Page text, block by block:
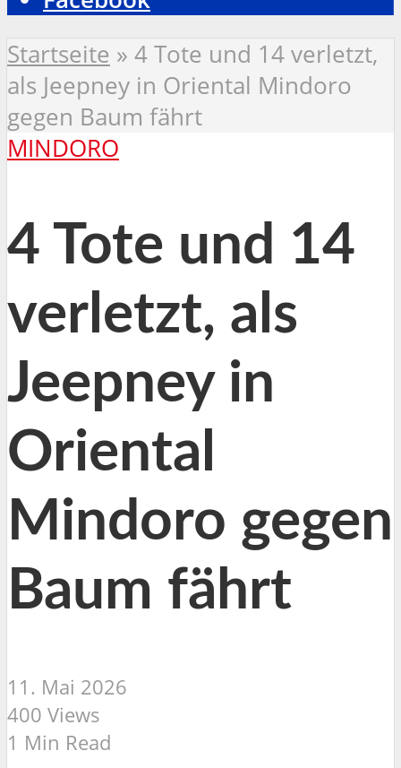
Startseite » 4 Tote und 14 verletzt,
als Jeepney in Oriental Mindoro
gegen Baum fährt
MINDORO
4 Tote und 14
verletzt, als
Jeepney in
Oriental
Mindoro gegen
Baum fährt
11. Mai 2026
400 Views
1 Min Read